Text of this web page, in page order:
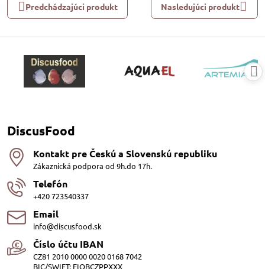
Predchádzajúci produkt Nasledujúci produkt
DiscusFood
Kontakt pre Českú a Slovenskú republiku
Zákaznická podpora od 9h.do 17h.
Telefón
+420 723540337
Email
info@discusfood.sk
Číslo účtu IBAN
CZ81 2010 0000 0020 0168 7042
BIC/SWIFT: FIOBCZPPXXX